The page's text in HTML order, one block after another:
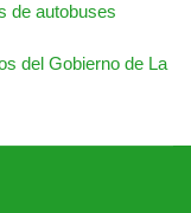
de autobuses
del Gobierno de La